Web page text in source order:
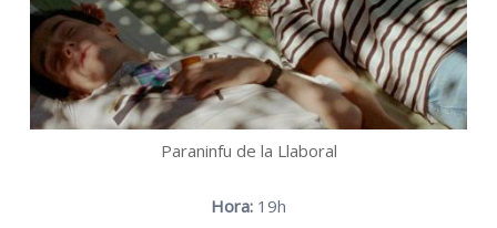
Paraninfu de la Llaboral
Hora: 19h